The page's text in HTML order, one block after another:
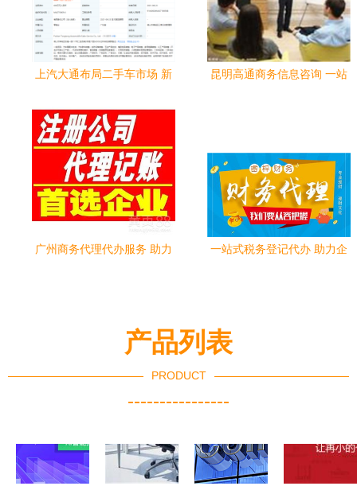
上汽大通布局二手车市场 新
市场服务生态
昆明高通商务信息咨询 一站
广州商务代理代办服务 助力
一站式税务登记代办 助力企
产品列表
PRODUCT
----------------